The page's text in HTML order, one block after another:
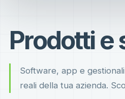
Prodotti e
Software, app e
reali della tua azienda.